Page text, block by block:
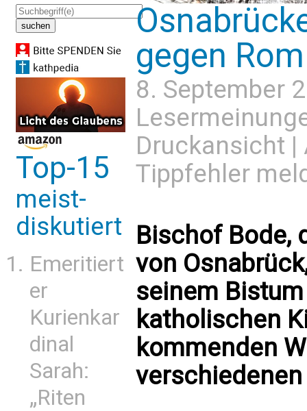
Top-15
meist-
diskutiert
Emeritiert
er
Kurienkar
dinal
Sarah:
„Riten
gegen Rom
8. September
Druckansicht |
Tippfehler
Bischof Bode,
von
seinem
katholischen
kommenden